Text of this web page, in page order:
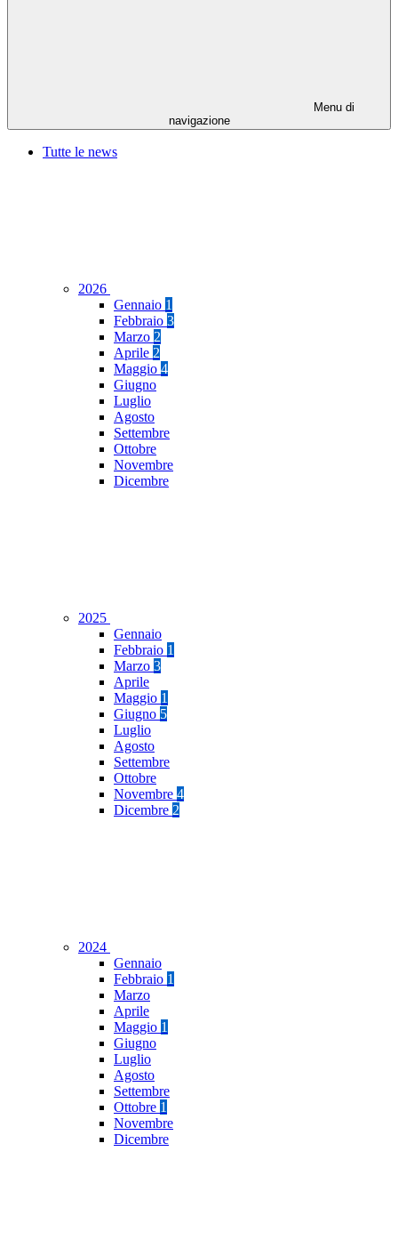
Menu di
navigazione
Tutte le news
2026
Gennaio 1
Febbraio 3
Marzo 2
Aprile 2
Maggio 4
Giugno
Luglio
Agosto
Settembre
Ottobre
Novembre
Dicembre
2025
Gennaio
Febbraio 1
Marzo 3
Aprile
Maggio 1
Giugno 5
Luglio
Agosto
Settembre
Ottobre
Novembre 4
Dicembre 2
2024
Gennaio
Febbraio 1
Marzo
Aprile
Maggio 1
Giugno
Luglio
Agosto
Settembre
Ottobre 1
Novembre
Dicembre